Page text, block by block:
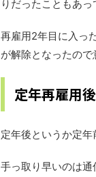
りだったこともあ
再雇用2年目に入っ
が解除となったので
定年再雇用
定年後というか定年
手っ取り早いのは